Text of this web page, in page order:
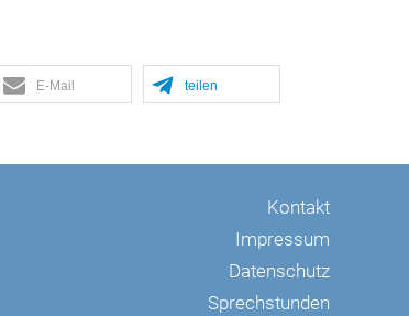
E-Mail teilen
Kontakt
Impressum
Datenschutz
Sprechstunden